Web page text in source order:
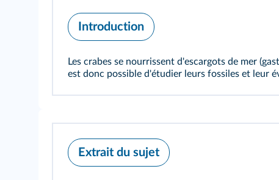
Introduction
Les crabes se nourrissent d'escargots de mer
est donc possible d'étudier leurs fossiles et leur
Extrait du sujet